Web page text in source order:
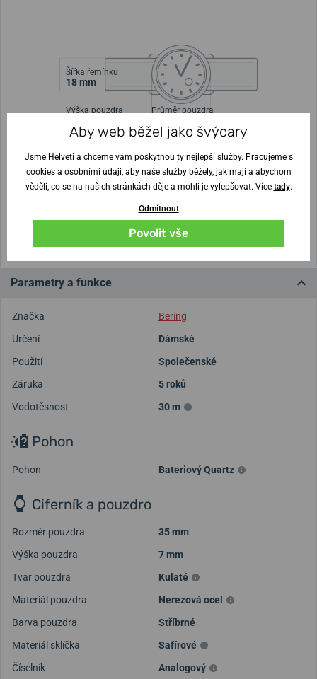
Šířka řemínku
18 mm
Výška pouzdra Průměr pouzdra
Nejste si jisti velikostí?
(U tisku nastavte Měřítko: Výchozí)
Parametry a funkce
Značka
Bering
Určení
Dámské
Použití
Společenské
Záruka
5 roků
Vodotěsnost
30 m
Pohon
Pohon Bateriový Quartz
Ciferník a pouzdro
Rozměr pouzdra
35 mm
Výška pouzdra
7 mm
Tvar pouzdra
Kulaté
Materiál pouzdra
Nerezová ocel
Barva pouzdra
Stříbrné
Materiál sklíčka
Safírové
Číselník
Analogový
Aby web běžel jako švýcary
Jsme Helveti a chceme vám poskytnou ty nejlepší služby. Pracujeme s
cookies a osobními údaji, aby naše služby běžely, jak mají a abychom
věděli, co se na našich stránkách děje a mohli je vylepšovat. Více tady.
Odmítnout
Povolit vše